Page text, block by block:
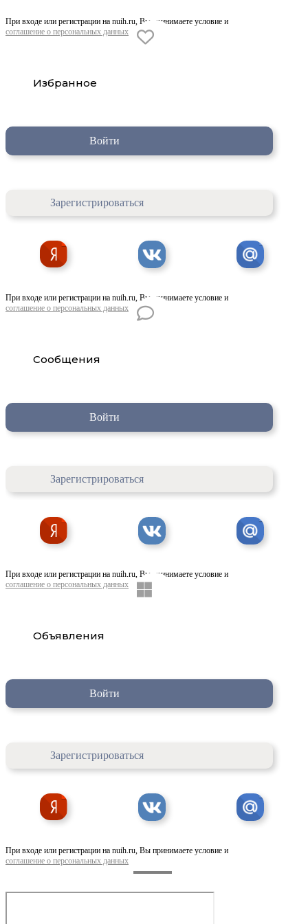
При входе или регистрации на nuih.ru, Вы принимаете условие и
соглашение о персональных данных
Избранное
Войти
Зарегистрироваться
При входе или регистрации на nuih.ru, Вы принимаете условие и
соглашение о персональных данных
Сообщения
Войти
Зарегистрироваться
При входе или регистрации на nuih.ru, Вы принимаете условие и
соглашение о персональных данных
Объявления
Войти
Зарегистрироваться
При входе или регистрации на nuih.ru, Вы принимаете условие и
соглашение о персональных данных